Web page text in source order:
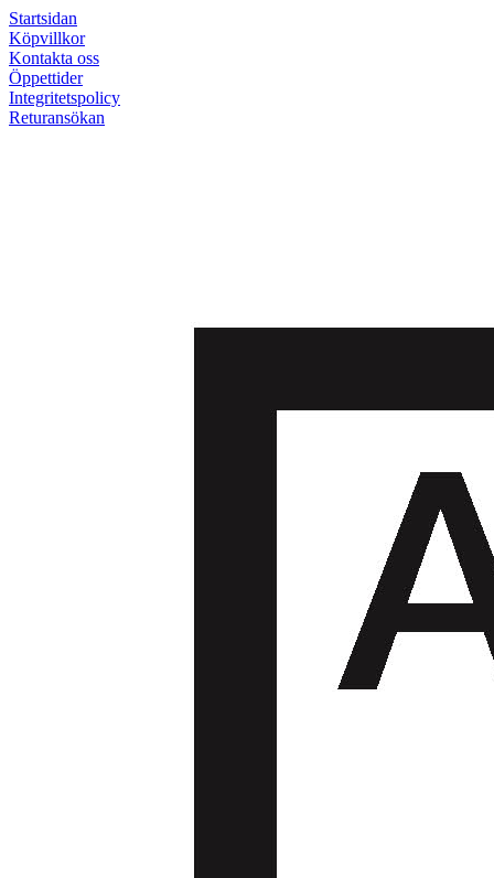
Startsidan
Köpvillkor
Kontakta oss
Öppettider
Integritetspolicy
Returansökan